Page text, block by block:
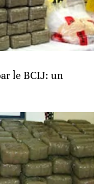
le BCIJ: un